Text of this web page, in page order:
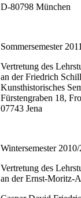
D-80798 München
Sommersemester
Vertretung des
an der Friedrich
Kunsthistorisches
Fürstengraben 18,
07743 Jena
Wintersemester 2010/
Vertretung des
an der Ernst-Moritz-